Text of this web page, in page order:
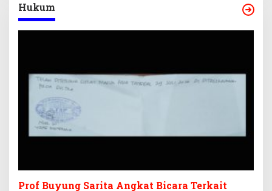
Hukum
Prof Buyung Sarita Angkat Bicara Terkait